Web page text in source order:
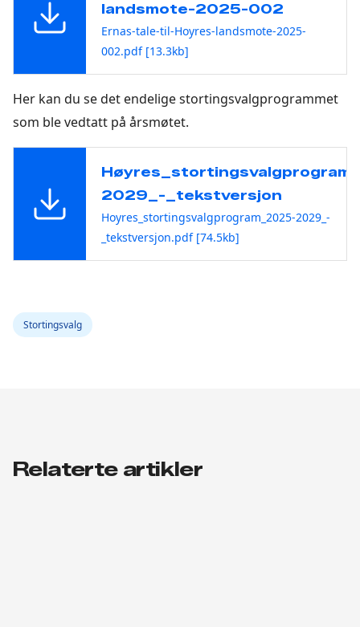
landsmote-2025-002
Ernas-tale-til-Hoyres-landsmote-2025-
002.pdf [13.3kb]
Her kan du se det endelige stortingsvalgprogrammet
som ble vedtatt på årsmøtet.
2029_-_tekstversjon
Hoyres_stortingsvalgprogram_2025-2029_-
_tekstversjon.pdf [74.5kb]
Stortingsvalg
Relaterte artikler